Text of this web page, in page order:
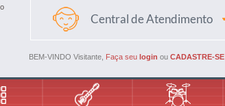
Central de Atendimento
(48) 988594116
BEM-VINDO Visitante, Faça seu login ou CADASTRE-SE